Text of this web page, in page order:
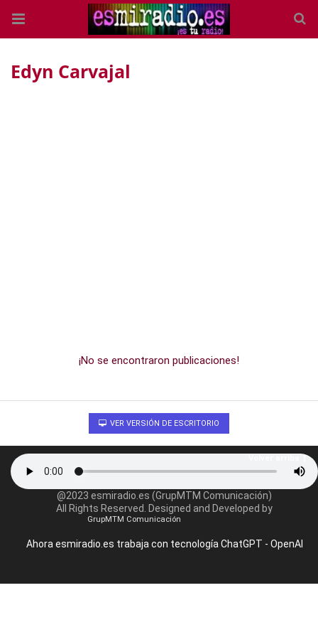
Edyn Carvajal
¡No se encontraron publicaciones!
VER VERSIÓN DE ESCRITORIO
@2023 esmiradio.es (GrupMTM Comunicación)
All Rights Reserved. Designed and Developed by
GrupMTM Comunicación
Ahora esmiradio.es trabaja con tecnología ChatGPT - OpenAI